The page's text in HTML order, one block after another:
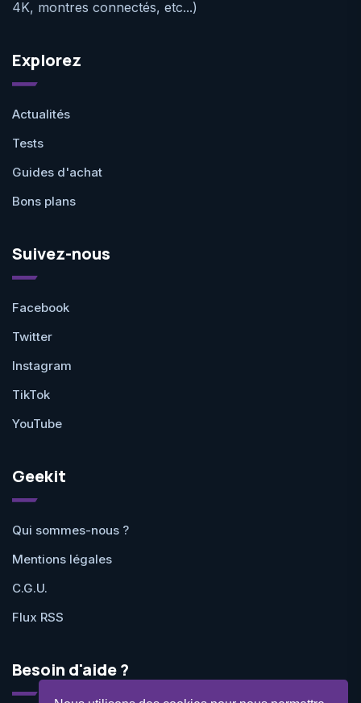
4K, montres connectés, etc...)
Explorez
Actualités
Tests
Guides d'achat
Bons plans
Suivez-nous
Facebook
Twitter
Instagram
TikTok
YouTube
Geekit
Qui sommes-nous ?
Mentions légales
C.G.U.
Flux RSS
Besoin d'aide ?